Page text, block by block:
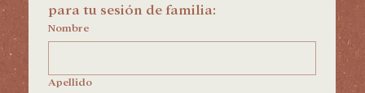
para tu sesión de familia:
Nombre
Apellido